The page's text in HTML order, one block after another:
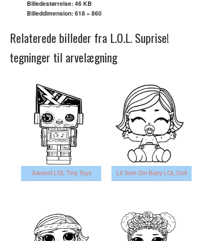
Billedestørrelse: 46 KB
Billeddimension: 618 × 860
Relaterede billeder fra L.O.L. Suprise!
tegninger til arvelægning
Jukebot LOL Tiny Toys Lil Som Om Baby LOL Doll